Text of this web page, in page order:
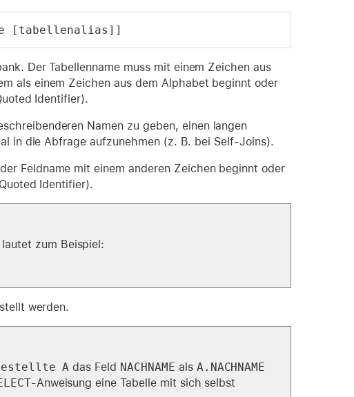
[tabellenalias]]
Der Tabellenname muss mit einem Zeichen aus
als einem Zeichen aus dem Alphabet beginnt oder
Identifier).
Namen zu geben, einen langen
in die Abfrage aufzunehmen (z. B. bei Self-Joins).
Feldname mit einem anderen Zeichen beginnt oder
Identifier).
lautet zum Beispiel:
werden.
A das Feld NACHNAME als A.NACHNAME
-Anweisung eine Tabelle mit sich selbst